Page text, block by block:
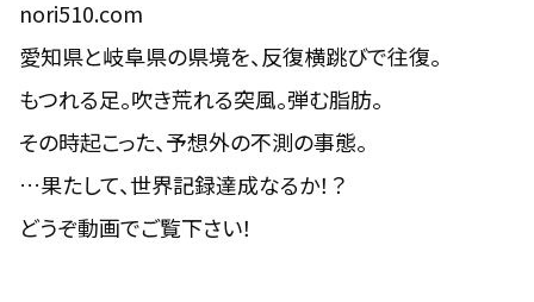
nori510.com
愛知県と岐阜県の県境を、反復横跳びで往復。
もつれる足。吹き荒れる突風。弾む脂肪。
その時起こった、予想外の不測の事態。
…果たして、世界記録達成なるか！？
どうぞ動画でご覧下さい！